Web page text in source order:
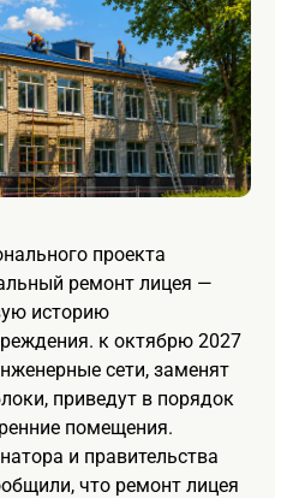
проекта
ремонт лицея —
историю
к октябрю 2027
сети, заменят
приведут в порядок
помещения.
и правительства
что ремонт лицея